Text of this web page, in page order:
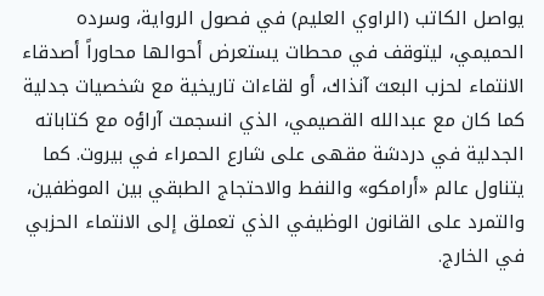
يواصل الكاتب (الراوي العليم) في فصول الرواية، وسرده
الحميمي، ليتوقف في محطات يستعرض أحوالها محاوراً أصدقاء
الانتماء لحزب البعث آنذاك، أو لقاءات تاريخية مع شخصيات جدلية
كما كان مع عبدالله القصيمي، الذي انسجمت آراؤه مع كتاباته
الجدلية في دردشة مقهى على شارع الحمراء في بيروت. كما
يتناول عالم «أرامكو» والنفط والاحتجاج الطبقي بين الموظفين،
والتمرد على القانون الوظيفي الذي تعملق إلى الانتماء الحزبي
في الخارج.